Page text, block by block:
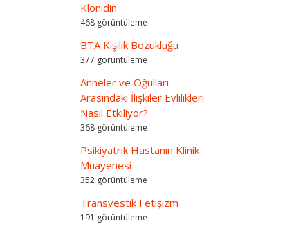
Klonidin
468 görüntüleme
BTA Kişilik Bozukluğu
377 görüntüleme
Anneler ve Oğulları
Arasındaki İlişkiler Evlilikleri
Nasıl Etkiliyor?
368 görüntüleme
Psikiyatrik Hastanın Klinik
Muayenesi
352 görüntüleme
Transvestik Fetişizm
191 görüntüleme